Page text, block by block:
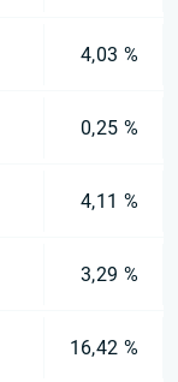
4,03 %
0,25 %
4,11 %
3,29 %
16,42 %